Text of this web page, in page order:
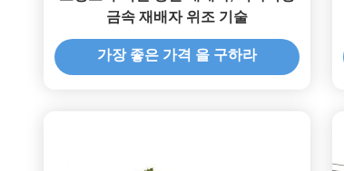
금속 재배자 위조 기술
가장 좋은 가격 을 구하라